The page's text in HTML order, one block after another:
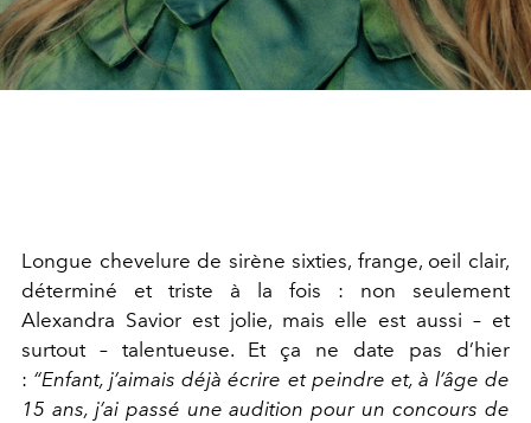
Longue chevelure de sirène sixties, frange, oeil clair,
déterminé et triste à la fois : non seulement
Alexandra Savior est jolie, mais elle est aussi – et
surtout – talentueuse. Et ça ne date pas d’hier
: “Enfant, j’aimais déjà écrire et peindre et, à l’âge de
15 ans, j’ai passé une audition pour un concours de